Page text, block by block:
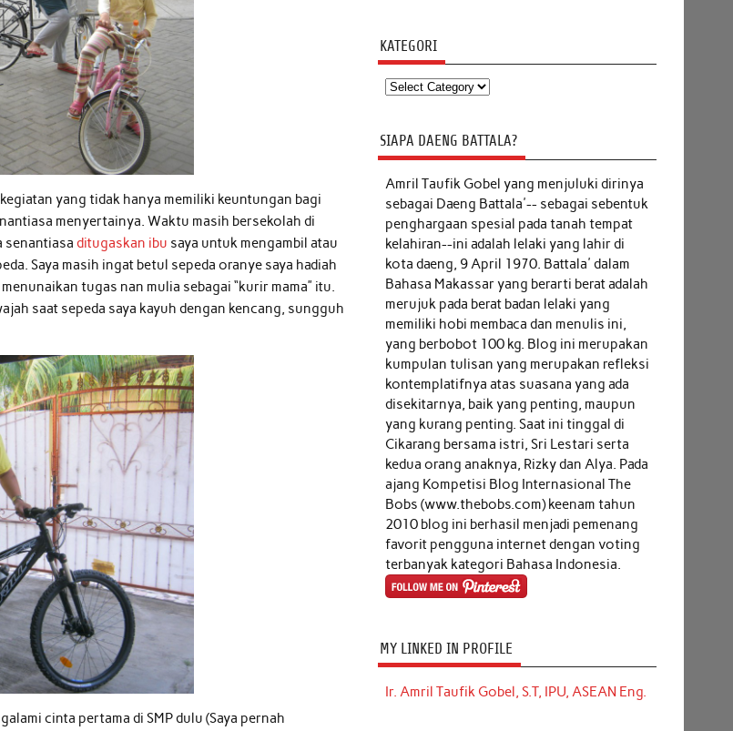
yang tidak hanya memiliki keuntungan bagi
menyertainya. Waktu masih bersekolah di
senantiasaditugaskan ibu saya untuk mengambil atau
Saya masih ingat betul sepeda oranye saya hadiah
tugas nan mulia sebagai “kurir mama” itu.
saat sepeda saya kayuh dengan kencang, sungguh
cinta pertama di SMP dulu (Saya pernah
KATEGORI
Kategori
SIAPA DAENG BATTALA?
Amril Taufik Gobel yang menjuluki dirinya
sebagai Daeng Battala'-- sebagai sebentuk
penghargaan spesial pada tanah tempat
kelahiran--ini adalah lelaki yang lahir di
kota daeng, 9 April 1970. Battala' dalam
Bahasa Makassar yang berarti berat adalah
merujuk pada berat badan lelaki yang
memiliki hobi membaca dan menulis ini,
yang berbobot 100 kg. Blog ini merupakan
kumpulan tulisan yang merupakan refleksi
kontemplatifnya atas suasana yang ada
disekitarnya, baik yang penting, maupun
yang kurang penting. Saat ini tinggal di
Cikarang bersama istri, Sri Lestari serta
kedua orang anaknya, Rizky dan Alya. Pada
ajang Kompetisi Blog Internasional The
Bobs (www.thebobs.com) keenam tahun
2010 blog ini berhasil menjadi pemenang
favorit pengguna internet dengan voting
terbanyak kategori Bahasa Indonesia.
MY LINKED IN PROFILE
Ir. Amril Taufik Gobel, S.T, IPU, ASEAN Eng.